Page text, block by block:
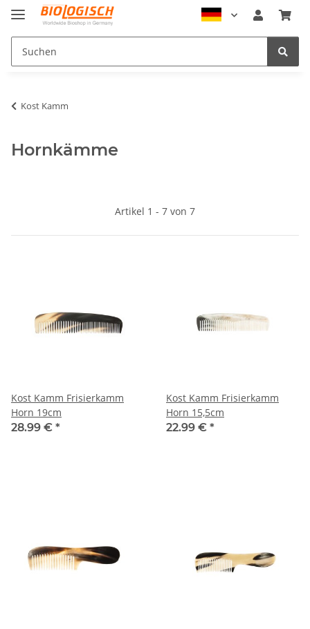
Kost Kamm
Hornkämme
Artikel 1 - 7 von 7
Kost Kamm Frisierkamm
Horn 19cm
28.99 € *
Kost Kamm Frisierkamm
Horn 15,5cm
22.99 € *